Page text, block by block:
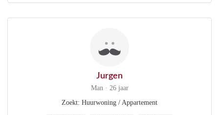
Jurgen
Man · 26 jaar
Zoekt: Huurwoning / Appartement